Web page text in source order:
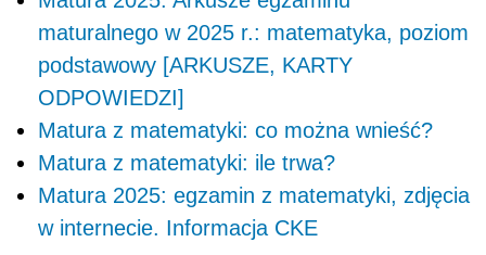
maturalnego w 2025 r.: matematyka, poziom
podstawowy [ARKUSZE, KARTY
ODPOWIEDZI]
Matura z matematyki: co można wnieść?
Matura z matematyki: ile trwa?
Matura 2025: egzamin z matematyki, zdjęcia
w internecie. Informacja CKE